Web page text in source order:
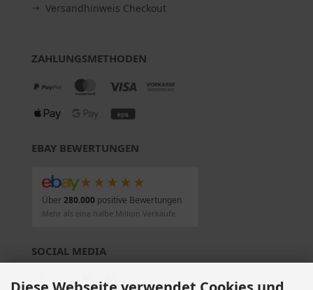
Versandhinweis Checkout
ZAHLUNGSMETHODEN
EBAY BEWERTUNGEN
★★★★★
Über280.000positive Bewertungen
Mehr als eine halbe Million Verkäufe
SOCIAL MEDIA